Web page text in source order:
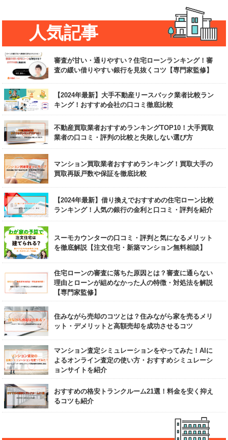
人気記事
審査が甘い・通りやすい？住宅ローンランキング！審
査の緩い借りやすい銀行を見抜くコツ【専門家監修】
【2024年最新】大手不動産リースバック業者比較ラン
キング！おすすめ会社の口コミ徹底比較
不動産買取業者おすすめランキングTOP10！大手買取
業者の口コミ・評判の比較と失敗しない選び方
マンション買取業者おすすめランキング！買取大手の
買取再販戸数や保証を徹底比較
【2024年最新】借り換えでおすすめの住宅ローン比較
ランキング！人気の銀行の金利と口コミ・評判を紹介
スーモカウンターの口コミ・評判と気になるメリット
を徹底解説【注文住宅・新築マンション無料相談】
住宅ローンの審査に落ちた原因とは？審査に通らない
理由とローンが組めなかった人の特徴・対処法を解説
【専門家監修】
住みながら売却のコツとは？住みながら家を売るメリ
ット・デメリットと高額売却を成功させるコツ
マンション査定シミュレーションをやってみた！AIに
よるオンライン査定の使い方・おすすめシミュレーシ
ョンサイトを紹介
おすすめの格安トランクルーム21選！料金を安く抑え
るコツも紹介